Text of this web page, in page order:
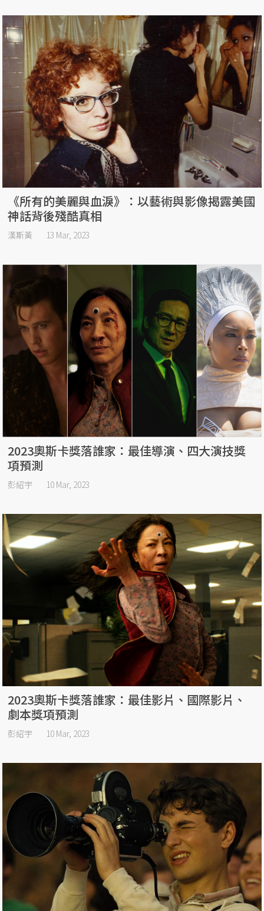
《所有的美麗與血淚》：以藝術與影像揭露美國
神話背後殘酷真相
漢斯黃 13 Mar, 2023
2023奧斯卡獎落誰家：最佳導演、四大演技獎
項預測
彭紹宇 10 Mar, 2023
2023奧斯卡獎落誰家：最佳影片、國際影片、
劇本獎項預測
彭紹宇 10 Mar, 2023